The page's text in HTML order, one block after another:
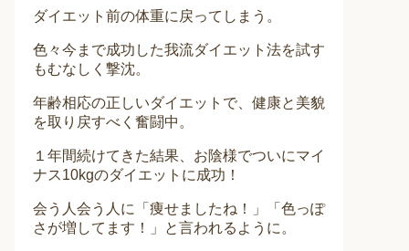
ダイエット前の体重に戻ってしまう。
色々今まで成功した我流ダイエット法を試す
もむなしく撃沈。
年齢相応の正しいダイエットで、健康と美貌
を取り戻すべく奮闘中。
１年間続けてきた結果、お陰様でついにマイ
ナス10kgのダイエットに成功！
会う人会う人に「痩せましたね！」「色っぽ
さが増してます！」と言われるように。